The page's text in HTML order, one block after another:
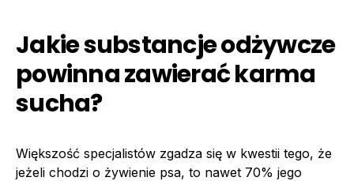
Jakie substancje odżywcze
powinna zawierać karma
sucha?
Większość specjalistów zgadza się w kwestii tego, że
jeżeli chodzi o żywienie psa, to nawet 70% jego